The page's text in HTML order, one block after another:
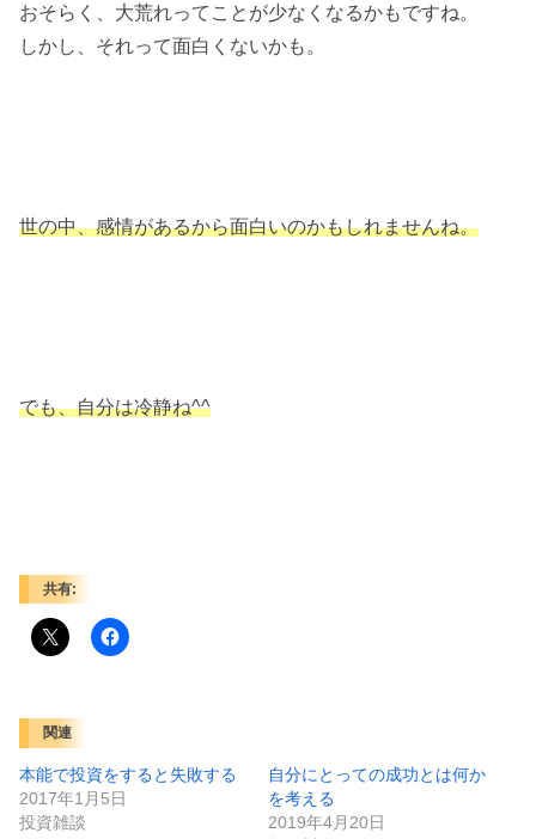
おそらく、大荒れってことが少なくなるかもですね。
しかし、それって面白くないかも。
世の中、感情があるから面白いのかもしれませんね。
でも、自分は冷静ね^^
共有:
関連
本能で投資をすると失敗する
2017年1月5日
投資雑談
自分にとっての成功とは何か
を考える
2019年4月20日